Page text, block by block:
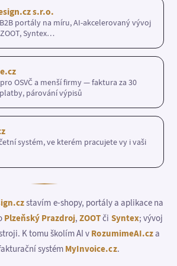
s.r.o.
portály na míru, AI-akcelerovaný vývoj
Syntex…
OSVČ a menší firmy — faktura za 30
párování výpisů
systém, ve kterém pracujete vy i vaši
stavím e-shopy, portály a aplikace na
Plzeňský Prazdroj,ZOOTči Syntex; vývoj
K tomu školím AI v RozumimeAI.cza
systém MyInvoice.cz.